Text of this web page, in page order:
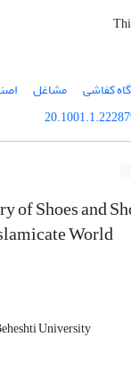
کفاشی مشاغل
of Shoes and
World
University